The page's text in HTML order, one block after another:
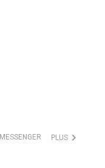
MESSENGER PLUS